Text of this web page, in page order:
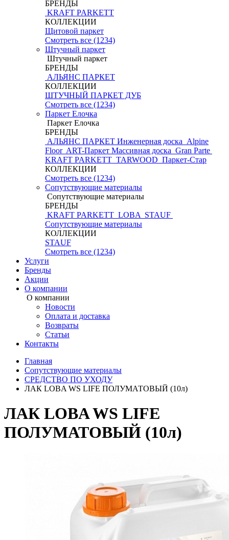
БРЕНДЫ
KRAFT PARKETT
КОЛЛЕКЦИИ
Щитовой паркет
Смотреть все (1234)
Штучный паркет
Штучный паркет
БРЕНДЫ
АЛЬЯНС ПАРКЕТ
КОЛЛЕКЦИИ
ШТУЧНЫЙ ПАРКЕТ ДУБ
Смотреть все (1234)
Паркет Елочка
Паркет Елочка
БРЕНДЫ
АЛЬЯНС ПАРКЕТ Инженерная доска Alpine
Floor ART-Паркет Массивная доска Gran Parte
KRAFT PARKETT TARWOOD Паркет-Стар
КОЛЛЕКЦИИ
Смотреть все (1234)
Сопутствующие материалы
Сопутствующие материалы
БРЕНДЫ
KRAFT PARKETT LOBA STAUF
Сопутствующие материалы
КОЛЛЕКЦИИ
STAUF
Смотреть все (1234)
Услуги
Бренды
Акции
О компании
О компании
Новости
Оплата и доставка
Возвраты
Статьи
Контакты
Главная
Сопутствующие материалы
СРЕДСТВО ПО УХОДУ
ЛАК LOBA WS LIFE ПОЛУМАТОВЫЙ (10л)
ЛАК LOBA WS LIFE
ПОЛУМАТОВЫЙ (10л)